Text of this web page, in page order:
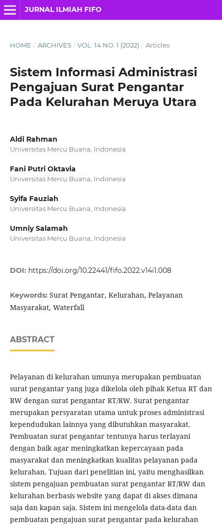
JURNAL ILMIAH FIFO
HOME / ARCHIVES / VOL. 14 NO. 1 (2022) / Articles
Sistem Informasi Administrasi
Pengajuan Surat Pengantar
Pada Kelurahan Meruya Utara
Aldi Rahman
Universitas Mercu Buana, Indonesia
Fani Putri Oktavia
Universitas Mercu Buana, Indonesia
Syifa Fauziah
Universitas Mercu Buana, Indonesia
Umniy Salamah
Universitas Mercu Buana, Indonesia
DOI: https://doi.org/10.22441/fifo.2022.v14i1.008
Keywords: Surat Pengantar, Kelurahan, Pelayanan
Masyarakat, Waterfall
ABSTRACT
Pelayanan di kelurahan umunya merupakan pembuatan
surat pengantar yang juga dikelola oleh pihak Ketua RT dan
RW dengan surat pengantar RT/RW. Surat pengantar
merupakan persyaratan utama untuk proses administrasi
kependudukan lainnya yang dibutuhkan masyarakat.
Pembuatan surat pengantar tentunya harus terlayani
dengan baik agar meningkatkan kepercayaan pada
masyarakat dan meningkatkan kualitas pelayanan pada
kelurahan. Tujuan dari penelitian ini, yaitu menghasilkan
sistem pengajuan pembuatan surat pengantar RT/RW dan
kelurahan berbasis website yang dapat di akses dimana
saja dan kapan saja. Sistem ini mengelola data-data dan
pembuatan pengajuan surat pengantar pada kelurahan